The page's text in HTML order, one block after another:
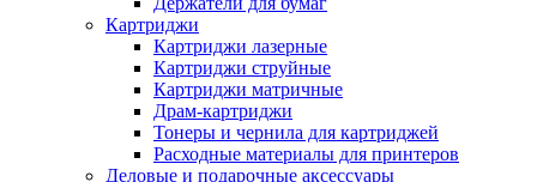
Картриджи
Картриджи лазерные
Картриджи струйные
Картриджи матричные
Драм-картриджи
Тонеры и чернила для картриджей
Расходные материалы для принтеров
Деловые и подарочные аксессуары